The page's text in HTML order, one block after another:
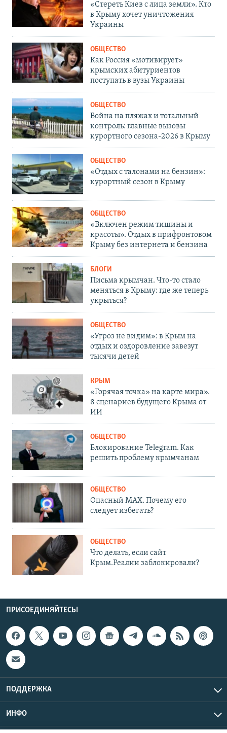
«Стереть Киев с лица земли». Кто
в Крыму хочет уничтожения
Украины
ОБЩЕСТВО
Как Россия «мотивирует»
крымских абитуриентов
поступать в вузы Украины
ОБЩЕСТВО
Война на пляжах и тотальный
контроль: главные вызовы
курортного сезона-2026 в Крыму
ОБЩЕСТВО
«Отдых с талонами на бензин»:
курортный сезон в Крыму
ОБЩЕСТВО
«Включен режим тишины и
красоты». Отдых в прифронтовом
Крыму без интернета и бензина
БЛОГИ
Письма крымчан. Что-то стало
меняться в Крыму: где же теперь
укрыться?
ОБЩЕСТВО
«Угроз не видим»: в Крым на
отдых и оздоровление завезут
тысячи детей
КРЫМ
«Горячая точка» на карте мира».
8 сценариев будущего Крыма от
ИИ
ОБЩЕСТВО
Блокирование Telegram. Как
решить проблему крымчанам
ОБЩЕСТВО
Опасный MAX. Почему его
следует избегать?
ОБЩЕСТВО
Что делать, если сайт
Крым.Реалии заблокировали?
ПРИСОЕДИНЯЙТЕСЬ!
ПОДДЕРЖКА
ИНФО